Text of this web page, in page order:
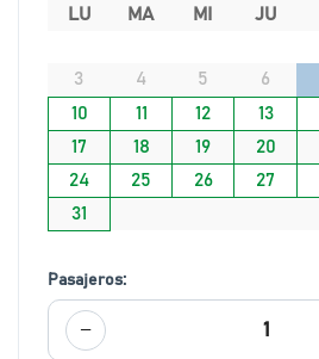
LU MA MI JU
3
4 5 6
10
11 12 13
17
18 19 20
24
25 26 27
31
Pasajeros:
− 1